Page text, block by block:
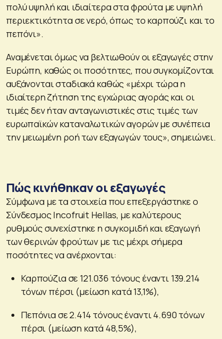
πολύ υψηλή και ιδιαίτερα στα φρούτα με υψηλή
περιεκτικότητα σε νερό, όπως το καρπούζι και το
πεπόνι».
Αναμένεται όμως να βελτιωθούν οι εξαγωγές στην
Ευρώπη, καθώς οι ποσότητες, που συγκομίζονται
αυξάνονται σταδιακά καθώς «μέχρι τώρα η
ιδιαίτερη ζήτηση της εγχώριας αγοράς και οι
τιμές δεν ήταν ανταγωνιστικές στις τιμές των
ευρωπαϊκών καταναλωτικών αγορών με συνέπεια
την μειωμένη ροή των εξαγωγών τους», σημειώνει.
Πώς κινήθηκαν οι εξαγωγές
Σύμφωνα με τα στοιχεία που επεξεργάστηκε ο
Σύνδεσμος Incofruit Hellas, με καλύτερους
ρυθμούς συνεχίστηκε η συγκομιδή και εξαγωγή
των θερινών φρούτων με τις μέχρι σήμερα
ποσότητες να ανέρχονται:
Καρπούζια σε 121.036 τόνους έναντι 139.214
τόνων πέρσι (μείωση κατά 13,1%),
Πεπόνια σε 2.414 τόνους έναντι 4.690 τόνων
πέρσι (μείωση κατά 48,5%),